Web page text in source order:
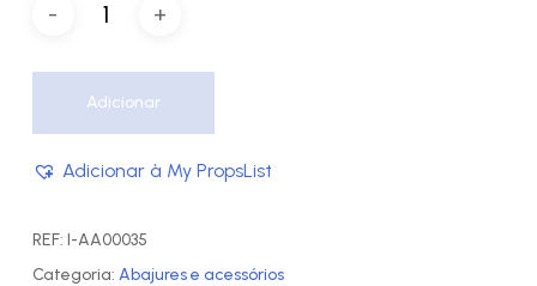
Adicionar
Adicionar à My PropsList
REF: I-AA00035
Categoria: Abajures e acessórios